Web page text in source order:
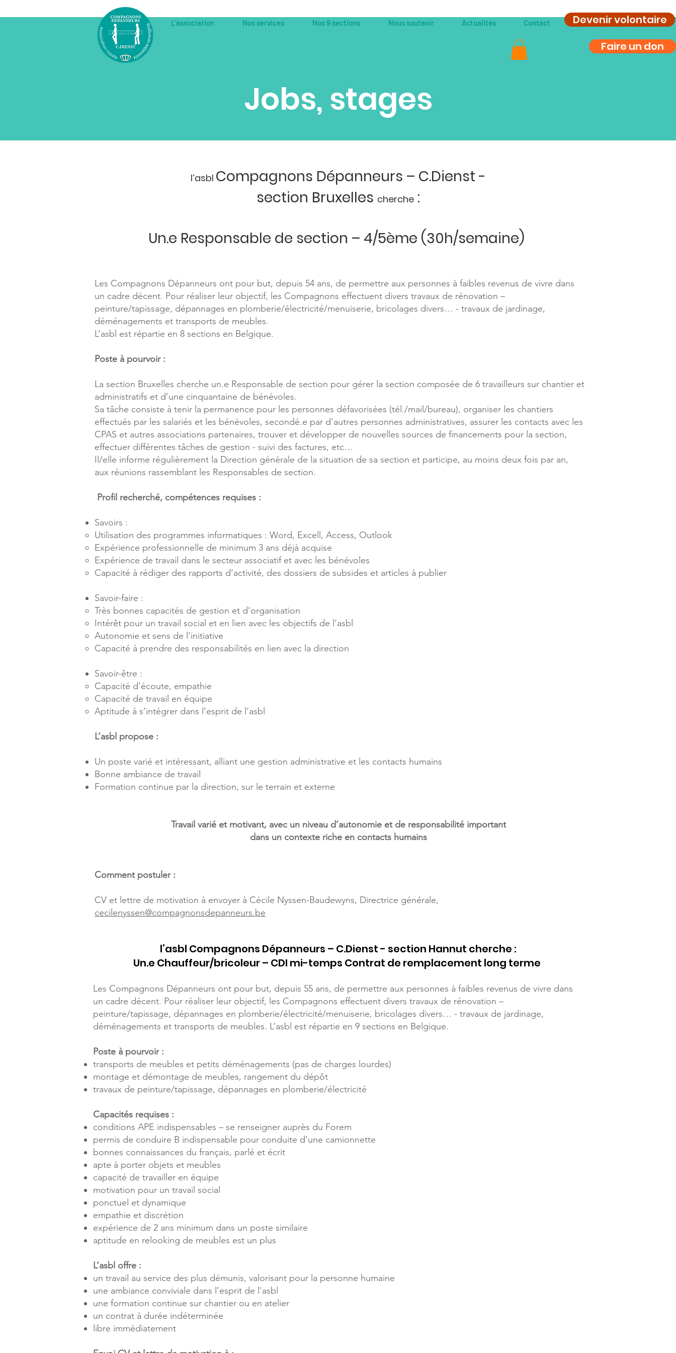
Faire un don
L'association Nos services Nos 9 sections Nous soutenir Actualités Contact Devenir volontaire
Jobs, stages
l’asbl Compagnons Dépanneurs – C.Dienst -
section Bruxelles cherche:
Un.e Responsable de section – 4/5ème (30h/semaine)
Les Compagnons Dépanneurs ont pour but, depuis 54 ans, de permettre aux personnes à faibles revenus de vivre dans
un cadre décent. Pour réaliser leur objectif, les Compagnons effectuent divers travaux de rénovation –
peinture/tapissage, dépannages en plomberie/électricité/menuiserie, bricolages divers… - travaux de jardinage,
déménagements et transports de meubles.
L’asbl est répartie en 8 sections en Belgique.
Poste à pourvoir :
La section Bruxelles cherche un.e Responsable de section pour gérer la section composée de 6 travailleurs sur chantier et
administratifs et d’une cinquantaine de bénévoles.
Sa tâche consiste à tenir la permanence pour les personnes défavorisées (tél./mail/bureau), organiser les chantiers
effectués par les salariés et les bénévoles, secondé.e par d’autres personnes administratives, assurer les contacts avec les
CPAS et autres associations partenaires, trouver et développer de nouvelles sources de financements pour la section,
effectuer différentes tâches de gestion - suivi des factures, etc…
Il/elle informe régulièrement la Direction générale de la situation de sa section et participe, au moins deux fois par an,
aux réunions rassemblant les Responsables de section.
Profil recherché, compétences requises :
Savoirs :
Utilisation des programmes informatiques : Word, Excell, Access, Outlook
Expérience professionnelle de minimum 3 ans déjà acquise
Expérience de travail dans le secteur associatif et avec les bénévoles
Capacité à rédiger des rapports d’activité, des dossiers de subsides et articles à publier
Savoir-faire :
Très bonnes capacités de gestion et d’organisation
Intérêt pour un travail social et en lien avec les objectifs de l’asbl
Autonomie et sens de l’initiative
Capacité à prendre des responsabilités en lien avec la direction
Savoir-être :
Capacité d’écoute, empathie
Capacité de travail en équipe
Aptitude à s’intégrer dans l’esprit de l’asbl
L’asbl propose :
Un poste varié et intéressant, alliant une gestion administrative et les contacts humains
Bonne ambiance de travail
Formation continue par la direction, sur le terrain et externe
Travail varié et motivant, avec un niveau d’autonomie et de responsabilité important
dans un contexte riche en contacts humains
Comment postuler :
CV et lettre de motivation à envoyer à Cécile Nyssen-Baudewyns, Directrice générale,
cecilenyssen@compagnonsdepanneurs.be
l’asbl Compagnons Dépanneurs – C.Dienst - section Hannut cherche :
Un.e Chauffeur/bricoleur – CDI mi-temps Contrat de remplacement long terme
Les Compagnons Dépanneurs ont pour but, depuis 55 ans, de permettre aux personnes à faibles revenus de vivre dans
un cadre décent. Pour réaliser leur objectif, les Compagnons effectuent divers travaux de rénovation –
peinture/tapissage, dépannages en plomberie/électricité/menuiserie, bricolages divers… - travaux de jardinage,
déménagements et transports de meubles. L’asbl est répartie en 9 sections en Belgique.
Poste à pourvoir :
transports de meubles et petits déménagements (pas de charges lourdes)
montage et démontage de meubles, rangement du dépôt
travaux de peinture/tapissage, dépannages en plomberie/électricité
Capacités requises :
conditions APE indispensables – se renseigner auprès du Forem
permis de conduire B indispensable pour conduite d’une camionnette
bonnes connaissances du français, parlé et écrit
apte à porter objets et meubles
capacité de travailler en équipe
motivation pour un travail social
ponctuel et dynamique
empathie et discrétion
expérience de 2 ans minimum dans un poste similaire
aptitude en relooking de meubles est un plus
L’asbl offre :
un travail au service des plus démunis, valorisant pour la personne humaine
une ambiance conviviale dans l’esprit de l’asbl
une formation continue sur chantier ou en atelier
un contrat à durée indéterminée
libre immédiatement